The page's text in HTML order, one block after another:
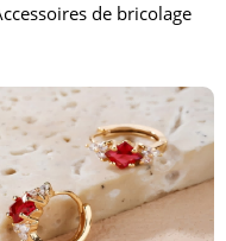
Bijoux en alliage